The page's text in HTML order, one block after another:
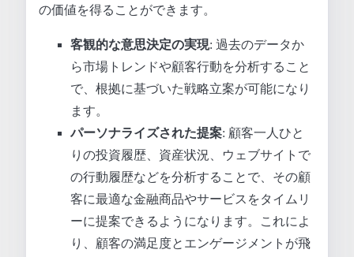
の価値を得ることができます。
客観的な意思決定の実現: 過去のデータか
ら市場トレンドや顧客行動を分析すること
で、根拠に基づいた戦略立案が可能になり
ます。
パーソナライズされた提案: 顧客一人ひと
りの投資履歴、資産状況、ウェブサイトで
の行動履歴などを分析することで、その顧
客に最適な金融商品やサービスをタイムリ
ーに提案できるようになります。これによ
り、顧客の満足度とエンゲージメントが飛